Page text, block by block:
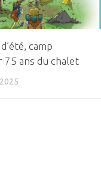
camp
75 ans du chalet